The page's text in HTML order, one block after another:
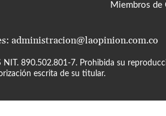
Miembros de
administracion@laopinion.com.co
NIT. 890.502.801-7. Prohibida su
escrita de su titular.